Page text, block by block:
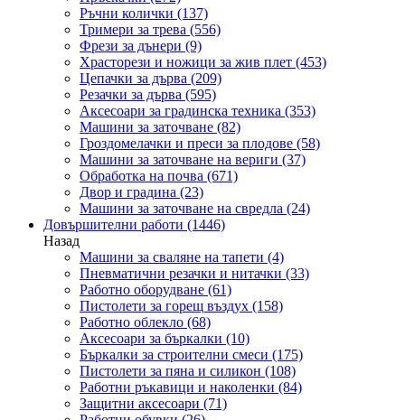
Ръчни колички (137)
Тримери за трева (556)
Фрези за дънери (9)
Храсторези и ножици за жив плет (453)
Цепачки за дърва (209)
Резачки за дърва (595)
Аксесоари за градинска техника (353)
Машини за заточване (82)
Гроздомелачки и преси за плодове (58)
Машини за заточване на вериги (37)
Обработка на почва (671)
Двор и градина (23)
Машини за заточване на свредла (24)
Довършителни работи (1446)
Назад
Машини за сваляне на тапети (4)
Пневматични резачки и нитачки (33)
Работно оборудване (61)
Пистолети за горещ въздух (158)
Работно облекло (68)
Аксесоари за бъркалки (10)
Бъркалки за строителни смеси (175)
Пистолети за пяна и силикон (108)
Работни ръкавици и наколенки (84)
Защитни аксесоари (71)